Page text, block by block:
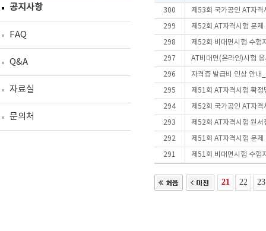
공지사항
FAQ
Q&A
자료실
문의처
300 제53회 국가공인 AT자격
299 제52회 AT자격시험 문
298 제52회 비대면시험 수험
297 AT비대면(온라인)시험
296 자격증 발급비 인상 안
295 제51회 AT자격시험 확정
294 제52회 국가공인 AT자격
293 제52회 AT자격시험 원서
292 제51회 AT자격시험 문
291 제51회 비대면시험 수험
21 22 23